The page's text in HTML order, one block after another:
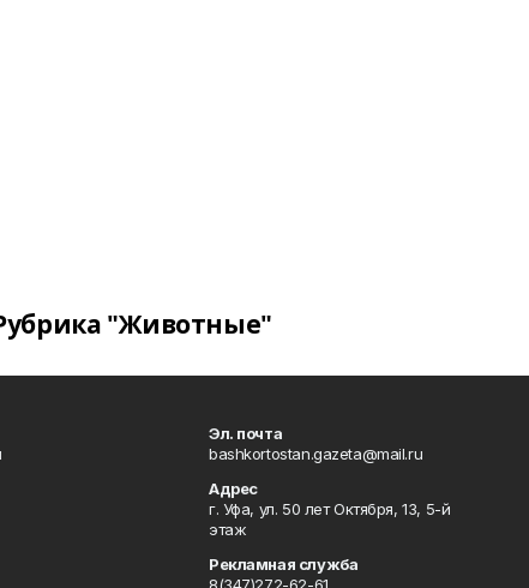
"Животные"
Эл. почта
bashkortostan.gazeta@mail.ru
Адрес
г. Уфа, ул. 50 лет Октября, 13, 5-й
этаж
Рекламная служба